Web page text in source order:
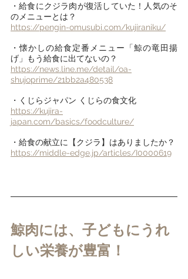
・給食にクジラ肉が復活していた！人気のそ
のメニューとは？
https://pengin-omusubi.com/kujiraniku/
・懐かしの給食定番メニュー「鯨の竜田揚
げ」もう給食に出てないの？
https://news.line.me/detail/oa-
shujoprime/21bb2a480538
・くじらジャパン くじらの食文化
https://kujira-
japan.com/basics/foodculture/
・給食の献立に【クジラ】はありましたか？
https://middle-edge.jp/articles/I0000619
鯨肉には、子どもにうれ
しい栄養が豊富！